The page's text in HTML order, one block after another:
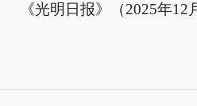
《光明日报》（2025年12